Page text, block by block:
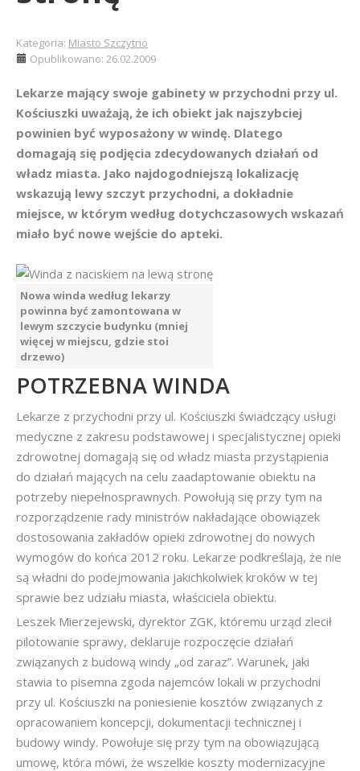
Kategoria: Miasto Szczytno
Opublikowano: 26.02.2009
Lekarze mający swoje gabinety w przychodni przy ul.
Kościuszki uważają, że ich obiekt jak najszybciej
powinien być wyposażony w windę. Dlatego
domagają się podjęcia zdecydowanych działań od
władz miasta. Jako najdogodniejszą lokalizację
wskazują lewy szczyt przychodni, a dokładnie
miejsce, w którym według dotychczasowych wskazań
miało być nowe wejście do apteki.
Nowa winda według lekarzy
powinna być zamontowana w
lewym szczycie budynku (mniej
więcej w miejscu, gdzie stoi
drzewo)
POTRZEBNA WINDA
Lekarze z przychodni przy ul. Kościuszki świadczący usługi
medyczne z zakresu podstawowej i specjalistycznej opieki
zdrowotnej domagają się od władz miasta przystąpienia
do działań mających na celu zaadaptowanie obiektu na
potrzeby niepełnosprawnych. Powołują się przy tym na
rozporządzenie rady ministrów nakładające obowiązek
dostosowania zakładów opieki zdrowotnej do nowych
wymogów do końca 2012 roku. Lekarze podkreślają, że nie
są władni do podejmowania jakichkolwiek kroków w tej
sprawie bez udziału miasta, właściciela obiektu.
Leszek Mierzejewski, dyrektor ZGK, któremu urząd zlecił
pilotowanie sprawy, deklaruje rozpoczęcie działań
związanych z budową windy „od zaraz”. Warunek, jaki
stawia to pisemna zgoda najemców lokali w przychodni
przy ul. Kościuszki na poniesienie kosztów związanych z
opracowaniem koncepcji, dokumentacji technicznej i
budowy windy. Powołuje się przy tym na obowiązującą
umowę, która mówi, że wszelkie koszty modernizacyjne